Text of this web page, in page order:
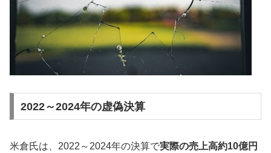
2022～2024年の虚偽決算
米倉氏は、2022～2024年の決算で実際の売上高約10億円